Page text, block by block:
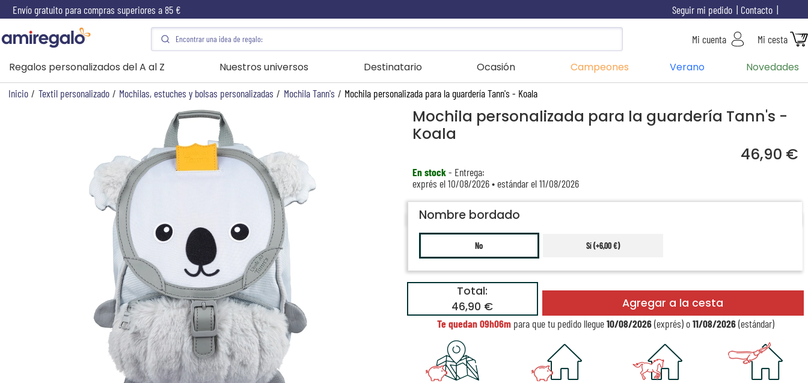
Envío gratuito para compras superiores a 85 € Contacto
Seguir mi pedido
Mi cuenta Mi cesta
Regalos personalizados del A al Z Nuestros universos Destinatario Ocasión Campeones Verano Novedades
Inicio / Textil personalizado / Mochilas, estuches y bolsas personalizadas / Mochila Tann's / Mochila personalizada para la guardería Tann's - Koala
Mochila personalizada para la guardería Tann's -
Koala
46,90 €
En stock- Entrega:
exprés el 10/08/2026 • estándar el 11/08/2026
Nombre bordado
No Sí (+6,00 €)
Total:
46,90 €
Agregar a la cesta
Te quedan09h06mpara que tu pedido llegue10/08/2026(exprés) o11/08/2026(estándar)